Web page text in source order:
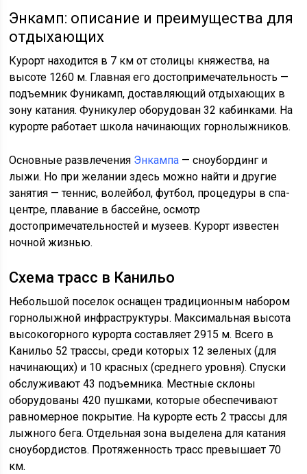
Энкамп: описание и преимущества для
отдыхающих
Курорт находится в 7 км от столицы княжества, на
высоте 1260 м. Главная его достопримечательность —
подъемник Фуникамп, доставляющий отдыхающих в
зону катания. Фуникулер оборудован 32 кабинками. На
курорте работает школа начинающих горнолыжников.
Основные развлечения Энкампа — сноубординг и
лыжи. Но при желании здесь можно найти и другие
занятия — теннис, волейбол, футбол, процедуры в спа-
центре, плавание в бассейне, осмотр
достопримечательностей и музеев. Курорт известен
ночной жизнью.
Схема трасс в Канильо
Небольшой поселок оснащен традиционным набором
горнолыжной инфраструктуры. Максимальная высота
высокогорного курорта составляет 2915 м. Всего в
Канильо 52 трассы, среди которых 12 зеленых (для
начинающих) и 10 красных (среднего уровня). Спуски
обслуживают 43 подъемника. Местные склоны
оборудованы 420 пушками, которые обеспечивают
равномерное покрытие. На курорте есть 2 трассы для
лыжного бега. Отдельная зона выделена для катания
сноубордистов. Протяженность трасс превышает 70
км.